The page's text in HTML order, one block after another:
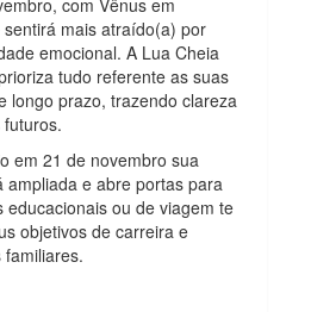
mais atraído(a) por
emocional. A Lua Cheia
tudo referente as suas
longo prazo, trazendo clareza
em 21 de novembro sua
ampliada e abre portas para
educacionais ou de viagem te
objetivos de carreira e